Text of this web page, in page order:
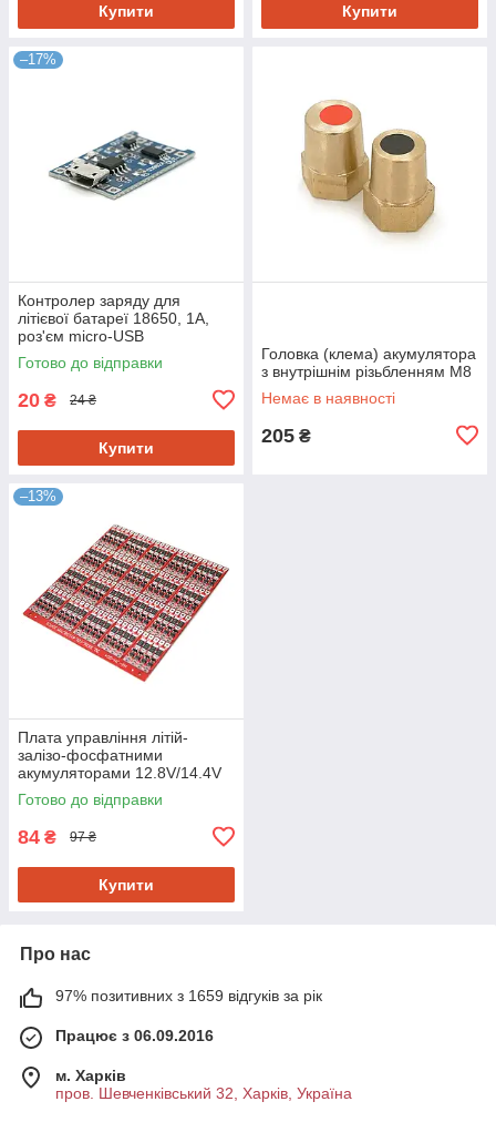
Купити Купити
–17%
Контролер заряду для
літієвої батареї 18650, 1А,
роз'єм micro-USB
Готово до відправки
20 ₴ 24 ₴
Купити
Головка (клема) акумулятора
з внутрішнім різьбленням М8
Немає в наявності
205 ₴
–13%
Плата управління літій-
залізо-фосфатними
акумуляторами 12.8V/14.4V
Готово до відправки
84 ₴ 97 ₴
Купити
Про нас
97% позитивних з 1659 відгуків за рік
Працює з 06.09.2016
м. Харків
пров. Шевченківський 32, Харків, Україна